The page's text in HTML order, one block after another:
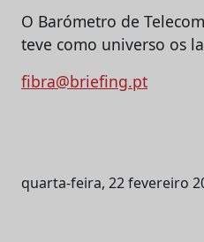
O Barómetro de
teve como universo os
fibra@briefing.pt
quarta-feira, 22 fevereiro